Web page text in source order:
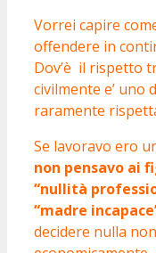
Vorrei capire
offendere in
Dov’è il rispetto
civilmente e’ uno
raramente
Se lavoravo ero
non pensavo ai
“nullità
“madre
decidere nulla